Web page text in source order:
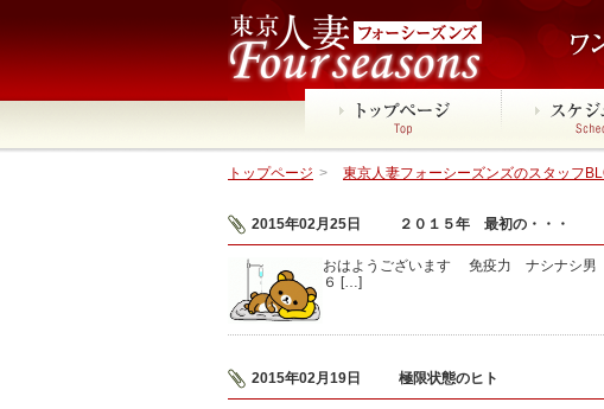
トップページ > 東京人妻フォーシーズンズのスタッフ
2015年02月25日 ２０１５年 最初の・・・
おはようございます 免疫力 ナシナシ男
６ […]
2015年02月19日 極限状態のヒト